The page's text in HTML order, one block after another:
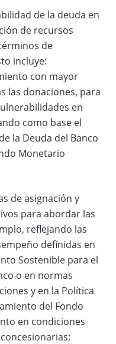
de la deuda en
de recursos
de
incluye:
con mayor
las donaciones, para
en
como base el
la Deuda del Banco
Monetario
de asignación y
para abordar las
reflejando las
definidas en
Sostenible para el
o en normas
y en la Política
del Fondo
en condiciones